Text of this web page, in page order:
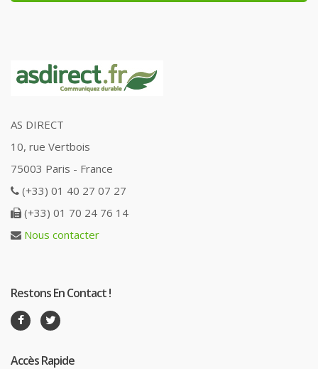
AS DIRECT
10, rue Vertbois
75003 Paris - France
(+33) 01 40 27 07 27
(+33) 01 70 24 76 14
Nous contacter
Restons En Contact !
Accès Rapide